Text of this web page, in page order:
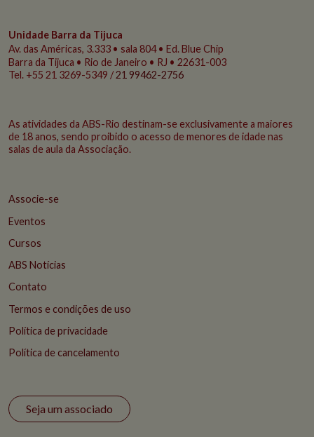
Unidade Barra da Tijuca
Av. das Américas, 3.333 • sala 804 • Ed. Blue Chip
Barra da Tijuca • Rio de Janeiro • RJ • 22631-003
Tel. +55 21 3269-5349 /21 99462-2756
As atividades da ABS-Rio destinam-se exclusivamente a maiores
de 18 anos, sendo proibido o acesso de menores de idade nas
salas de aula da Associação.
Associe-se
Eventos
Cursos
ABS Notícias
Contato
Termos e condições de uso
Política de privacidade
Política de cancelamento
Seja um associado